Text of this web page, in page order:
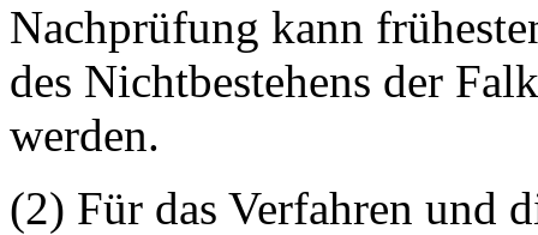
Nachprüfung kann
des Nichtbestehens der
werden.
(2) Für das Verfahren und